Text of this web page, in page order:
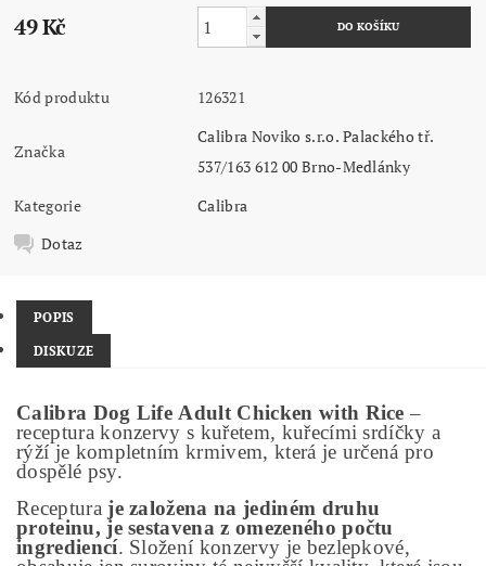
49 Kč
Kód produktu 126321
Značka
Calibra Noviko s.r.o. Palackého tř.
537/163 612 00 Brno-Medlánky
Kategorie
Calibra
Dotaz
POPIS
DISKUZE
Calibra Dog Life Adult Chicken with Rice –
receptura konzervy s kuřetem, kuřecími srdíčky a
rýží je kompletním krmivem, která je určená pro
dospělé psy.
Receptura je založena na jediném druhu
proteinu, je sestavena z omezeného počtu
ingrediencí. Složení konzervy je bezlepkové,